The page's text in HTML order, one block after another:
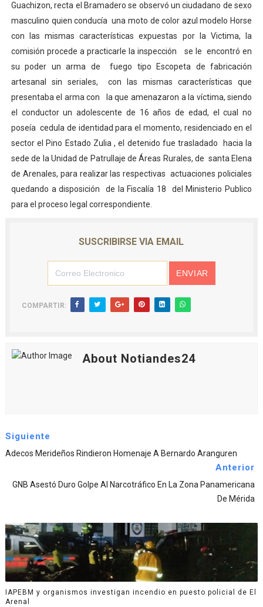
Guachizon, recta el Bramadero se observó un ciudadano de sexo
masculino quien conducía una moto de color azul modelo Horse
con las mismas características expuestas por la Victima, la
comisión procede a practicarle la inspección se le encontró en
su poder un arma de fuego tipo Escopeta de fabricación
artesanal sin seriales, con las mismas características que
presentaba el arma con la que amenazaron a la víctima, siendo
el conductor un adolescente de 16 años de edad, el cual no
poseía cedula de identidad para el momento, residenciado en el
sector el Pino Estado Zulia , el detenido fue trasladado hacia la
sede de la Unidad de Patrullaje de Áreas Rurales, de santa Elena
de Arenales, para realizar las respectivas actuaciones policiales
quedando a disposición de la Fiscalía 18 del Ministerio Publico
para el proceso legal correspondiente.
SUSCRIBIRSE VIA EMAIL
COMPARTIR:
About Notiandes24
Siguiente
Adecos Merideños Rindieron Homenaje A Bernardo Aranguren
Anterior
GNB Asestó Duro Golpe Al Narcotráfico En La Zona Panamericana
De Mérida
IAPEBM y organismos investigan incendio en puesto policial de El
Arenal